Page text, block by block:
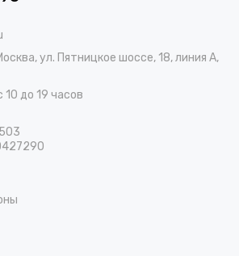
SotikStore можно по хорошей цене
держатель для телефона. В каталоге
модели высокого качества,
со своими основными
быстрая доставка покупок по
,ул. Пятницкое шоссе, 18, линия А,
до 19 часов